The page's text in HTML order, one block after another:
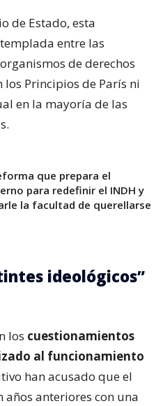
de Estado, esta
entre las
de derechos
Principios de París ni
en la mayoría de las
que prepara el
para redefinir el INDH y
la facultad de querellarse
ideológicos”
los cuestionamientos
al funcionamiento
han acusado que el
anteriores con una